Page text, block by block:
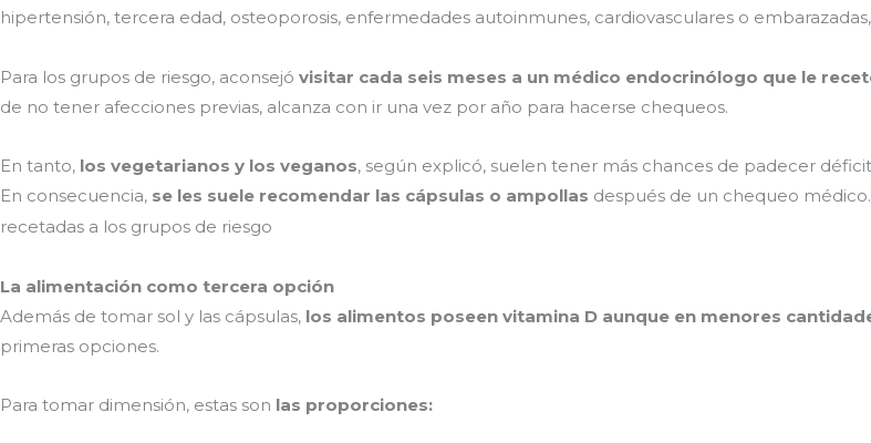
hipertensión, tercera edad, osteoporosis, enfermedades autoinmunes, cardiovasculares o
Para los grupos de riesgo, aconsejó visitar cada seis meses a un médico endocrinólogo que le
de no tener afecciones previas, alcanza con ir una vez por año para hacerse chequeos.
En tanto, los vegetarianos y los veganos, según explicó, suelen tener más chances de padecer
En consecuencia, se les suele recomendar las cápsulas o ampollas después de un chequeo médico.
recetadas a los grupos de riesgo
La alimentación como tercera opción
Además de tomar sol y las cápsulas, los alimentos poseen vitamina D aunque en menores
primeras opciones.
Para tomar dimensión, estas son las proporciones: